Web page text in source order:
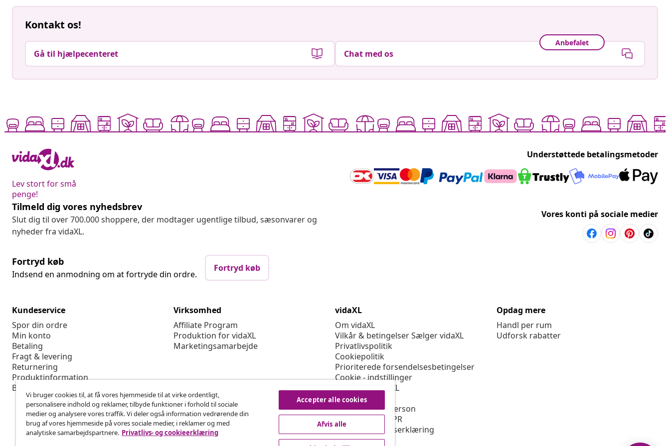
Kontakt os!
Gå til hjælpecenteret
Anbefalet
Chat med os
Lev stort for små
penge!
Understøttede betalingsmetoder
Tilmeld dig vores nyhedsbrev
Slut dig til over 700.000 shoppere, der modtager ugentlige tilbud, sæsonvarer og
nyheder fra vidaXL.
Vores konti på sociale medier
Fortryd køb
Indsend en anmodning om at fortryde din ordre.
Fortryd køb
Kundeservice
Spor din ordre
Min konto
Betaling
Fragt & levering
Returnering
Produktinformation
Bestilling
Virksomhed
Affiliate Program
Produktion for vidaXL
Marketingsamarbejde
vidaXL
Om vidaXL
Vilkår & betingelser Sælger vidaXL
Privatlivspolitik
Cookiepolitik
Prioriterede forsendelsesbetingelser
Cookie - indstillinger
Arbejd for vidaXL
Sikkerhed
EU-ansvarlige person
Politikken for EPR
Tilgængelighedserklæring
Opdag mere
Handl per rum
Udforsk rabatter
Vi bruger cookies til, at få vores hjemmeside til at virke ordentligt,
personalisere indhold og reklamer, tilbyde funktioner i forhold til sociale
medier og analysere vores traffik. Vi deler også information vedrørende din
brug af vores hjemmeside på vores sociale medier, i reklamer og med
analytiske samarbejdspartnere. Privatlivs- og cookieerklæring
Accepter alle cookies
Afvis alle